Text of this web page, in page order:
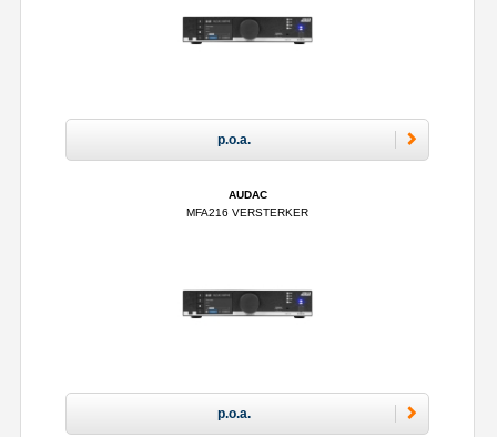
p.o.a.
AUDAC
MFA216 VERSTERKER
p.o.a.